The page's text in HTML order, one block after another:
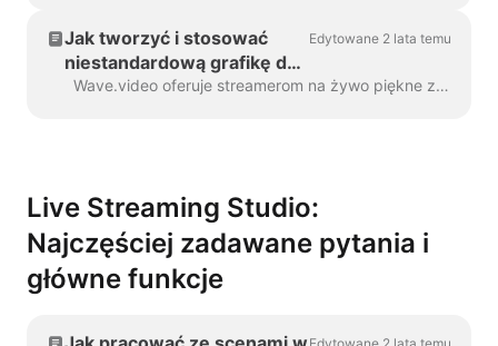
Jak tworzyć i stosować
niestandardową grafikę do
transmisji na żywo
Edytowane 2 lata temu
Wave.video oferuje streamerom na żywo piękne zestawy wstępnie zaprojektowanych szablonów, aby poprawić wizualny aspekt ich pokazów na żywo. Każdy styl składa się z ...
Live Streaming Studio:
Najczęściej zadawane pytania i
główne funkcje